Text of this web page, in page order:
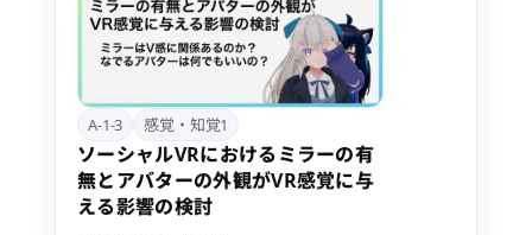
の身体接触経験頻度との相関を分析す
る。これにより、社会的学習がペリパー
ソナルスペースでの感覚感受性をどう変
容させるかを検討する。 本研究は、技術
的要因だけでなく文化的・認知的要因が
VR体験を構成することを示し、バーチャ
ル身体性研究に新たな理論的視座を提供
する。V感という日本特有の現象を通じ
て、身体感覚の文化依存性と可塑性を実
A-1-3 感覚・知覚1
ソーシャルVRにおけるミラーの有
無とアバターの外観がVR感覚に与
える影響の検討